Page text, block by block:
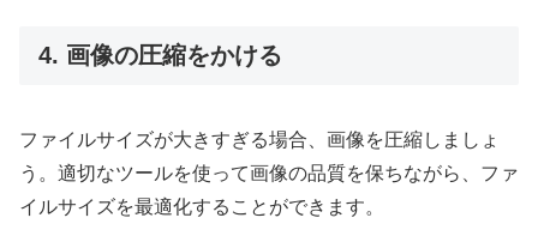
4. 画像の圧縮をかける
ファイルサイズが大きすぎる場合、画像を圧縮しましょ
う。適切なツールを使って画像の品質を保ちながら、ファ
イルサイズを最適化することができます。